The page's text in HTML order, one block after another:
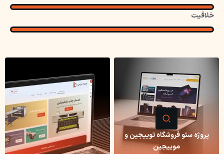
خلاقیت
پروژه سئو فروشگاه توییجین و
موییجین